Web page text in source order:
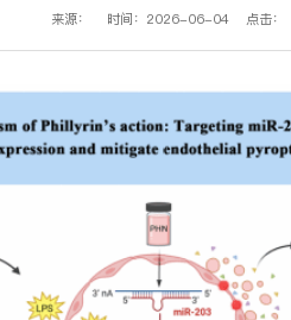
来源： 时间：2026-06-04 点击：